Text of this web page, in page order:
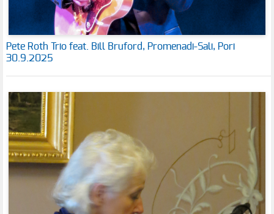
Pete Roth Trio feat. Bill Bruford, Promenadi-Sali, Pori
30.9.2025